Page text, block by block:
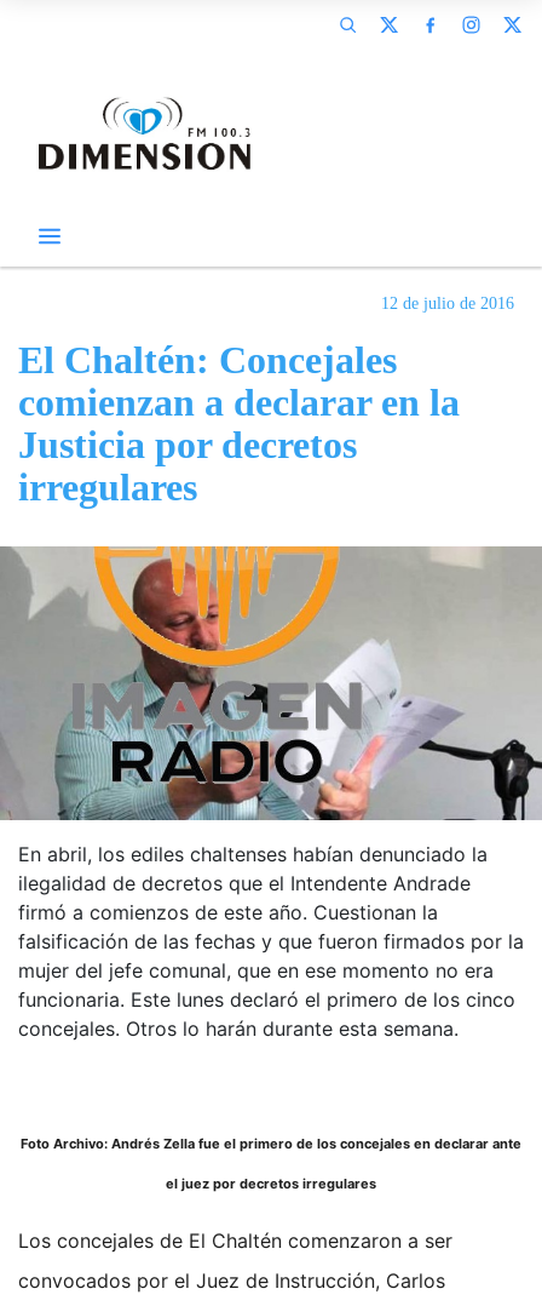
12 de julio de 2016
El Chaltén: Concejales
comienzan a declarar en la
Justicia por decretos
irregulares
En abril, los ediles chaltenses habían denunciado la
ilegalidad de decretos que el Intendente Andrade
firmó a comienzos de este año. Cuestionan la
falsificación de las fechas y que fueron firmados por la
mujer del jefe comunal, que en ese momento no era
funcionaria. Este lunes declaró el primero de los cinco
concejales. Otros lo harán durante esta semana.
Foto Archivo: Andrés Zella fue el primero de los concejales en declarar ante
el juez por decretos irregulares
Los concejales de El Chaltén comenzaron a ser
convocados por el Juez de Instrucción, Carlos